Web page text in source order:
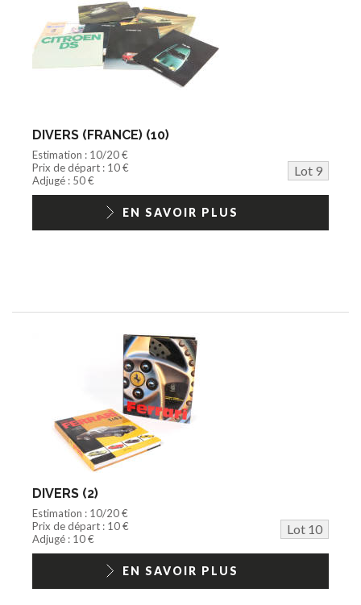
DIVERS (FRANCE) (10)
Estimation : 10/20 €
Prix de départ : 10 €
Lot 9
Adjugé : 50 €
EN SAVOIR PLUS
DIVERS (2)
Estimation : 10/20 €
Prix de départ : 10 €
Lot 10
Adjugé : 10 €
EN SAVOIR PLUS